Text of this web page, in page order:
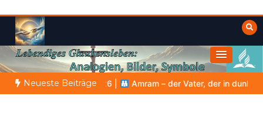
Inhalt
springen
Weisheiten der Bibel
Himmelwärts
Neueste Beiträge
Amram – der Vater, der in dunkler Zeit Glauben weitergab